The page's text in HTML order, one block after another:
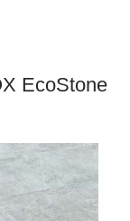
EcoStone